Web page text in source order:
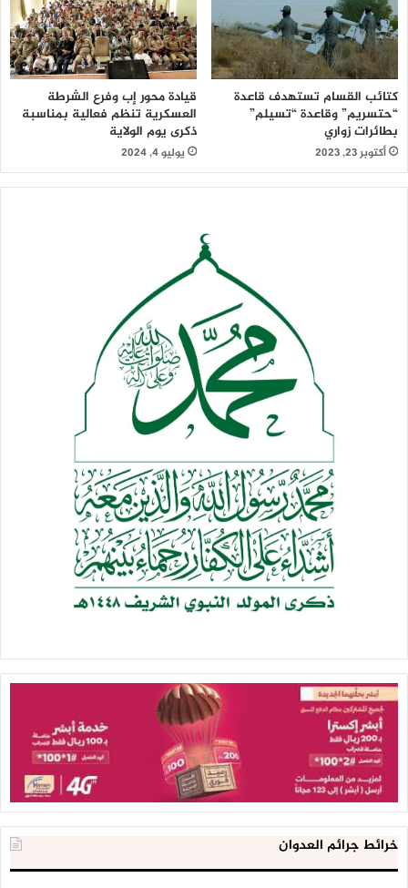
كتائب القسام تستهدف قاعدة
“حتسريم” وقاعدة “تسيلم”
بطائرات زواري
أكتوبر 23, 2023
قيادة محور إب وفرع الشرطة
العسكرية تنظم فعالية بمناسبة
ذكرى يوم الولاية
يوليو 4, 2024
خرائط جرائم العدوان